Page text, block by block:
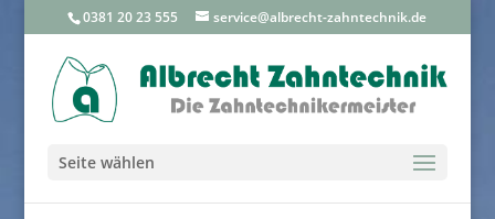
0381 20 23 555 service@albrecht-zahntechnik.de
Seite wählen